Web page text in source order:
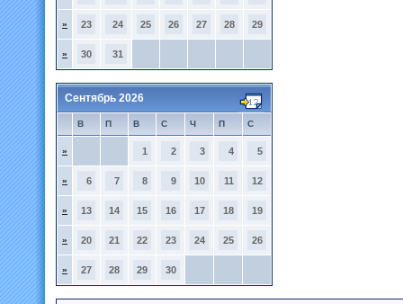
» 23 24 25 26 27 28 29
» 30 31
Сентябрь 2026
В П В С Ч П С
» 1 2 3 4 5
» 6 7 8 9 10 11 12
» 13 14 15 16 17 18 19
» 20 21 22 23 24 25 26
» 27 28 29 30